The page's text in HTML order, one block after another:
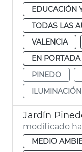
EDUCACIÓN
TODAS LAS
VALENCIA
EN
PINEDO
ILUMINACIÓN
Jardín
modificado
MEDIO